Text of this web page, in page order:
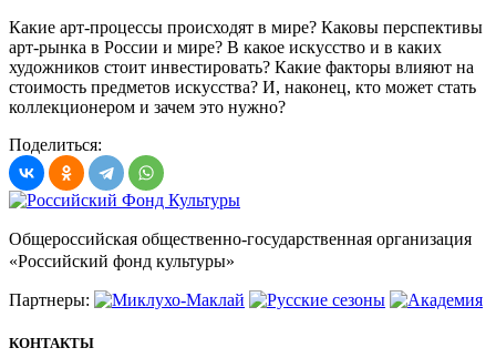
Какие арт-процессы происходят в мире? Каковы перспективы
арт-рынка в России и мире? В какое искусство и в каких
художников стоит инвестировать? Какие факторы влияют на
стоимость предметов искусства? И, наконец, кто может стать
коллекционером и зачем это нужно?
Поделиться:
Общероссийская общественно-государственная организация
«Российский фонд культуры»
Партнеры:
КОНТАКТЫ